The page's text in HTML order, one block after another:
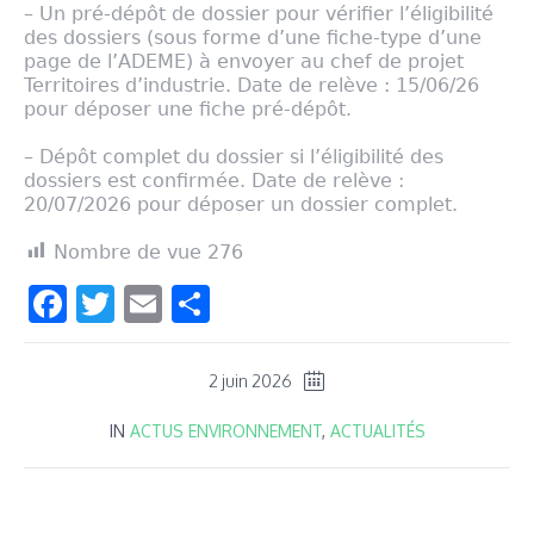
– Un pré-dépôt de dossier pour vérifier l’éligibilité
des dossiers (sous forme d’une fiche-type d’une
page de l’ADEME) à envoyer au chef de projet
Territoires d’industrie. Date de relève : 15/06/26
pour déposer une fiche pré-dépôt.
– Dépôt complet du dossier si l’éligibilité des
dossiers est confirmée. Date de relève :
20/07/2026 pour déposer un dossier complet.
Nombre de vue 276
Facebook
Twitter
Email
2 juin 2026
IN ACTUS ENVIRONNEMENT, ACTUALITÉS